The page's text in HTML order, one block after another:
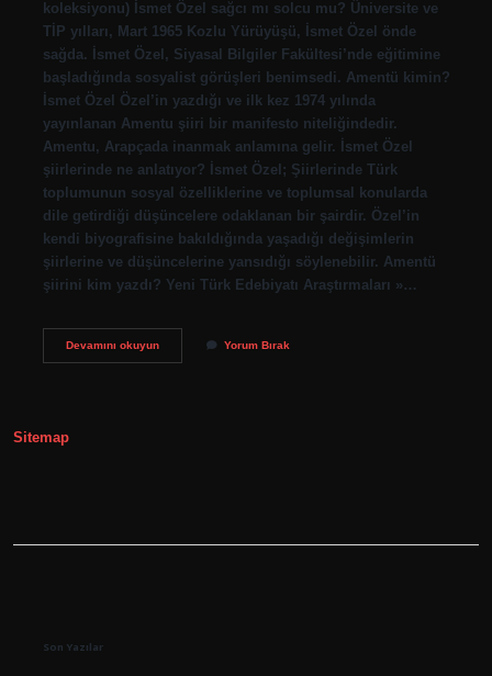
koleksiyonu) İsmet Özel sağcı mı solcu mu? Üniversite ve
TİP yılları, Mart 1965 Kozlu Yürüyüşü, İsmet Özel önde
sağda. İsmet Özel, Siyasal Bilgiler Fakültesi’nde eğitimine
başladığında sosyalist görüşleri benimsedi. Amentü kimin?
İsmet Özel Özel’in yazdığı ve ilk kez 1974 yılında
yayınlanan Amentu şiiri bir manifesto niteliğindedir.
Amentu, Arapçada inanmak anlamına gelir. İsmet Özel
şiirlerinde ne anlatıyor? İsmet Özel; Şiirlerinde Türk
toplumunun sosyal özelliklerine ve toplumsal konularda
dile getirdiği düşüncelere odaklanan bir şairdir. Özel’in
kendi biyografisine bakıldığında yaşadığı değişimlerin
şiirlerine ve düşüncelerine yansıdığı söylenebilir. Amentü
şiirini kim yazdı? Yeni Türk Edebiyatı Araştırmaları »…
Devamını okuyunAmentü
Yorum Bırak
Sitemap
Son Yazılar